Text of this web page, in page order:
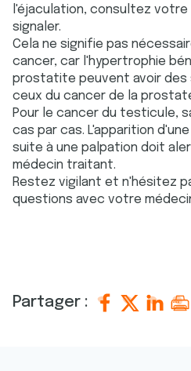
l'éjaculation, consultez votre
signaler.
Cela ne signifie pas
cancer, car l'hypertrophie
prostatite peuvent avoir des
ceux du cancer de la
Pour le cancer du testicule,
cas par cas. L'apparition
suite à une palpation doit
médecin traitant.
Restez vigilant et n'hésitez
questions avec votre
Partager :